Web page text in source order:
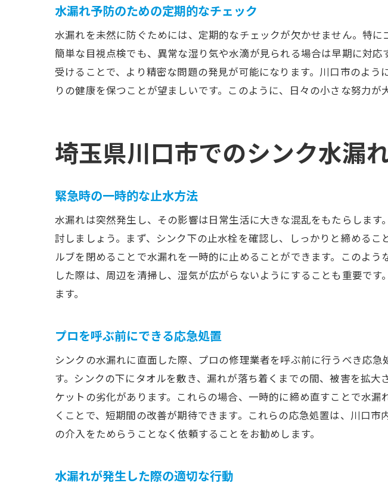
専門家が教える防止
家庭でできる日常的な
適切な設備使用法で
川口市での効果的な
専門家が教える川口市の
効果的な水漏れ解決
トラブルを未然に防
水漏れの迅速な解決
水漏れ予防のための定期的なチェック
水漏れを未然に防ぐためには、定期的なチェックが欠かせません。特
簡単な目視点検でも、異常な湿り気や水滴が見られる場合は早期に対
受けることで、より精密な問題の発見が可能になります。川口市のよ
りの健康を保つことが望ましいです。このように、日々の小さな努力が
埼玉県川口市でのシンク水漏
緊急時の一時的な止水方法
水漏れは突然発生し、その影響は日常生活に大きな混乱をもたらしま
討しましょう。まず、シンク下の止水栓を確認し、しっかりと締める
ルブを閉めることで水漏れを一時的に止めることができます。このよ
した際は、周辺を清掃し、湿気が広がらないようにすることも重要で
ます。
プロを呼ぶ前にできる応急処置
シンクの水漏れに直面した際、プロの修理業者を呼ぶ前に行うべき応
す。シンクの下にタオルを敷き、漏れが落ち着くまでの間、被害を拡
ケットの劣化があります。これらの場合、一時的に締め直すことで水
くことで、短期間の改善が期待できます。これらの応急処置は、川口
の介入をためらうことなく依頼することをお勧めします。
水漏れが発生した際の適切な行動